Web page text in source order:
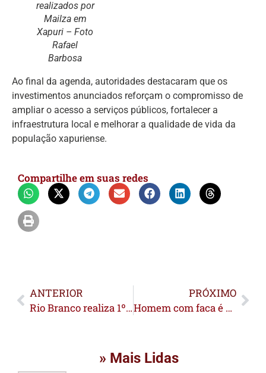
realizados por
Mailza em
Xapuri – Foto
Rafael
Barbosa
Ao final da agenda, autoridades destacaram que os
investimentos anunciados reforçam o compromisso de
ampliar o acesso a serviços públicos, fortalecer a
infraestrutura local e melhorar a qualidade de vida da
população xapuriense.
Compartilhe em suas redes
ANTERIOR
Rio Branco realiza 1º Workshop do CaptaCidades para fortalecer a gestão pública e ampliar investimentos
PRÓXIMO
Homem com faca é baleado durante surto psicótico
» Mais Lidas